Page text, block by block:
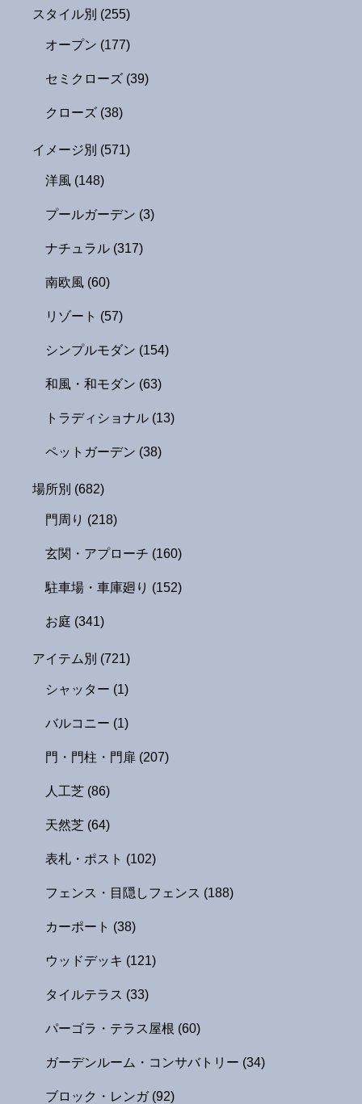
スタイル別 (255)
オープン (177)
セミクローズ (39)
クローズ (38)
イメージ別 (571)
洋風 (148)
プールガーデン (3)
ナチュラル (317)
南欧風 (60)
リゾート (57)
シンプルモダン (154)
和風・和モダン (63)
トラディショナル (13)
ペットガーデン (38)
場所別 (682)
門周り (218)
玄関・アプローチ (160)
駐車場・車庫廻り (152)
お庭 (341)
アイテム別 (721)
シャッター (1)
バルコニー (1)
門・門柱・門扉 (207)
人工芝 (86)
天然芝 (64)
表札・ポスト (102)
フェンス・目隠しフェンス (188)
カーポート (38)
ウッドデッキ (121)
タイルテラス (33)
パーゴラ・テラス屋根 (60)
ガーデンルーム・コンサバトリー (34)
ブロック・レンガ (92)